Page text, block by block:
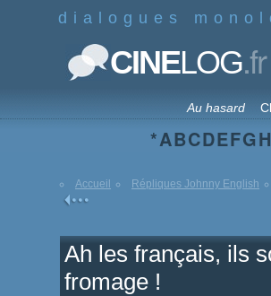
dialogues
CINELOG.fr
Au hasard
*ABCDEFGH
Accueil Répliques Johnny English
Ah les français, ils
fromage !